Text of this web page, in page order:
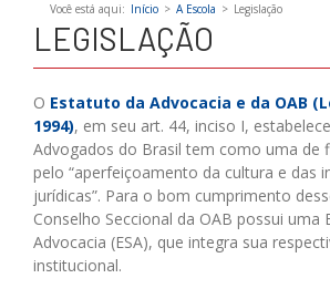
Você está aqui: Início > A Escola > Legislação
LEGISLAÇÃO
O Estatuto da Advocacia e da OAB
1994), em seu art. 44, inciso I,
Advogados do Brasil tem como uma de
pelo “aperfeiçoamento da cultura e das
jurídicas”. Para o bom cumprimento
Conselho Seccional da OAB possui uma
Advocacia (ESA), que integra sua
institucional.